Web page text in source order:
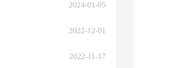
2024-01-05
2022-12-01
2022-11-17